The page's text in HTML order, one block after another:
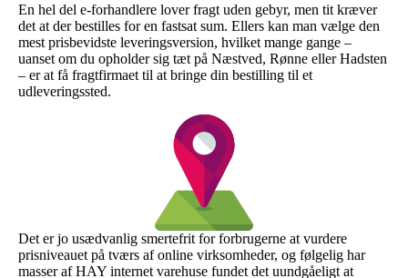
En hel del e-forhandlere lover fragt uden gebyr, men tit kræver
det at der bestilles for en fastsat sum. Ellers kan man vælge den
mest prisbevidste leveringsversion, hvilket mange gange –
uanset om du opholder sig tæt på Næstved, Rønne eller Hadsten
– er at få fragtfirmaet til at bringe din bestilling til et
udleveringssted.
Det er jo usædvanlig smertefrit for forbrugerne at vurdere
prisniveauet på tværs af online virksomheder, og følgelig har
masser af HAY internet varehuse fundet det uundgåeligt at